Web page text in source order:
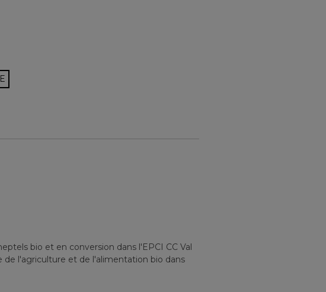
bio et en conversion dans l'EPCI CC Val
de l'agriculture et de l'alimentation bio dans